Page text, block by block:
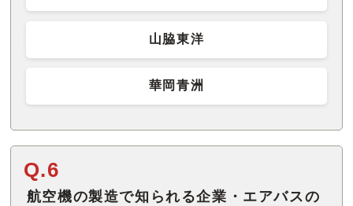
山脇東洋
華岡青洲
Q.6
航空機の製造で知られる企業・エアバスの